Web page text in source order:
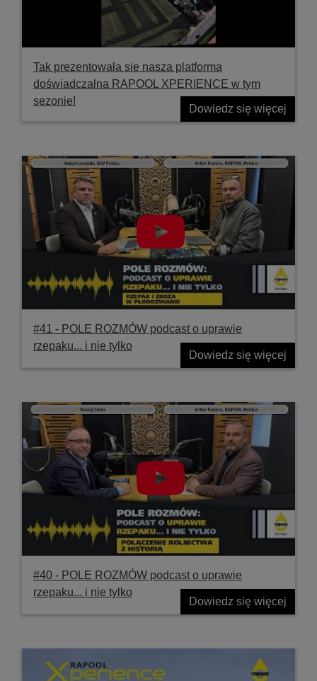
Tak prezentowała sie nasza platforma
doświadczalna RAPOOL XPERIENCE w tym
sezonie!
Dowiedz się więcej
#41 ‐ POLE ROZMÓW podcast o uprawie
rzepaku... i nie tylko
Dowiedz się więcej
#40 ‐ POLE ROZMÓW podcast o uprawie
rzepaku... i nie tylko
Dowiedz się więcej